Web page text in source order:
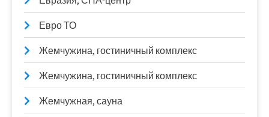
Евро ТО
Жемчужина, гостиничный комплекс
Жемчужина, гостиничный комплекс
Жемчужная, сауна